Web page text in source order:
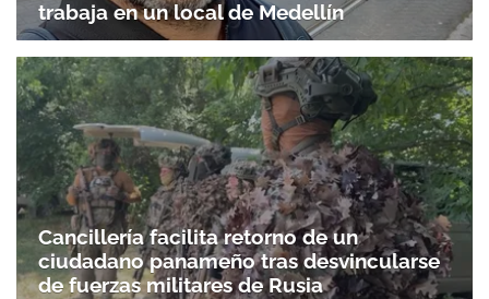
trabaja en un local de Medellín
Cancillería facilita retorno de un
ciudadano panameño tras desvincularse
de fuerzas militares de Rusia